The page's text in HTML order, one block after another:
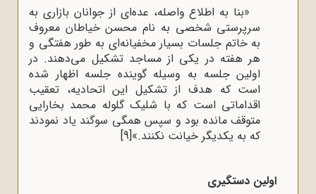
«بنا به اطلاع واصله، عده‌اى از جوانان بازارى به
سرپرستى شخصى به نام محسن خیاطان معروف
به خاتم جلسات بسیار مخفیانه‌اى به طور هفتگى و
هر هفته در یکى از مساجد تشکیل مى‌دهند. در
اولین جلسه به وسیله گوینده جلسه اظهار شده
است که هدف از تشکیل این اتحادیه، تعقیب
اقداماتى است که با شلیک گلوله محمد بخارایى
متوقف مانده بود و سپس همگى سوگند یاد نمودند
که به یکدیگر خیانت نکنند.»[9]
اولین دستگیری